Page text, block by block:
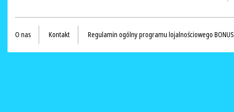
O nas Kontakt Regulamin ogólny programu lojalnościowego BONUS